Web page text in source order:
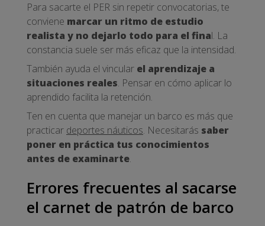
Para sacarte el PER sin repetir convocatorias, te
conviene marcar un ritmo de estudio
realista y no dejarlo todo para el final. La
constancia suele ser más eficaz que la intensidad.
También ayuda el vincular el aprendizaje a
situaciones reales. Pensar en cómo aplicar lo
aprendido facilita la retención.
Ten en cuenta que manejar un barco es más que
practicar deportes náuticos. Necesitarás saber
poner en práctica tus conocimientos
antes de examinarte.
Errores frecuentes al sacarse
el carnet de patrón de barco